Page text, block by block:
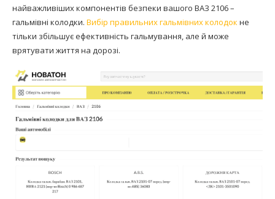
найважливіших компонентів безпеки вашого ВАЗ 2106 –
гальмівні колодки. Вибір правильних гальмівних колодок не
тільки збільшує ефективність гальмування, але й може
врятувати життя на дорозі.